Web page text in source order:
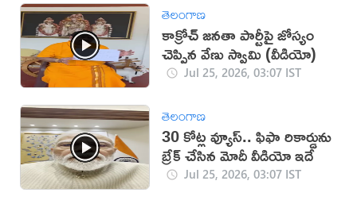
తెలంగాణ
కాక్రోచ్ జనతా పార్టీపై జోస్యం
చెప్పిన వేణు స్వామి (వీడియో)
Jul 25, 2026, 03:07 IST
తెలంగాణ
30 కోట్ల వ్యూస్‌.. ఫిఫా రికార్డును
బ్రేక్‌ చేసిన మోదీ వీడియో ఇదే
Jul 25, 2026, 03:07 IST